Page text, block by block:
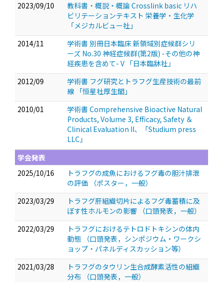
2023/09/10
教科書・概説・概論 Crosslink basic リハ
ビリテーションテキスト 栄養学・生化学
「メジカルビュー社」
2014/11
学術書 別冊日本臨床 新領域別症候群シリ
ーズ No.30 神経症候群(第2版) -その他の神
経疾患を含めて- V 「日本臨牀社」
2012/09
学術書 フグ研究とトラフグ生産技術の最前
線 「恒星社厚生閣」
2010/01
学術書 Comprehensive Bioactive Natural
Products, Volume 3, Efficacy, Safety ＆
Clinical Evaluation II、「Studium press
LLC」
学会発表
2025/10/16
トラフグの成魚におけるフグ毒の胆汁排泄
の評価
（ポスター，一般）
2023/03/29
トラフグ肝組織切片によるフグ毒蓄積に及
ぼす性ホルモンの影響
（口頭発表，一般）
2022/03/29
トラフグにおけるテトロドトキシンの体内
動態
（口頭発表，シンポジウム・ワークシ
ョップ・パネルディスカッション等）
2021/03/28
トラフグのタウリン生合成酵素活性の組織
分布
（口頭発表，一般）